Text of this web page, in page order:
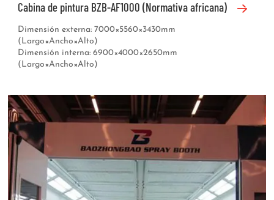
Cabina de pintura BZB-AF1000 (Normativa africana)
Dimensión externa: 7000×5560×3430mm
(Largo×Ancho×Alto)
Dimensión interna: 6900×4000×2650mm
(Largo×Ancho×Alto)